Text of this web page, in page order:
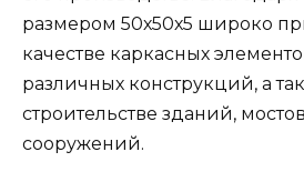
размером 50х50х5 широко
качестве каркасных
различных конструкций, а
строительстве зданий,
сооружений.